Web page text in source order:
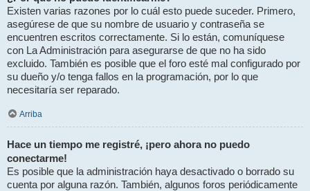
Existen varias razones por lo cuál esto puede suceder. Primero,
asegúrese de que su nombre de usuario y contraseña se
encuentren escritos correctamente. Si lo están, comuníquese
con La Administración para asegurarse de que no ha sido
excluido. También es posible que el foro esté mal configurado por
su dueño y/o tenga fallos en la programación, por lo que
necesitaría ser reparado.
Arriba
Hace un tiempo me registré, ¡pero ahora no puedo
conectarme!
Es posible que la administración haya desactivado o borrado su
cuenta por alguna razón. También, algunos foros periódicamente